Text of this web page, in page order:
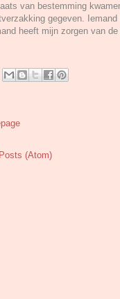
van bestemming
gegeven.
heeft mijn zorgen van
Posts (Atom)